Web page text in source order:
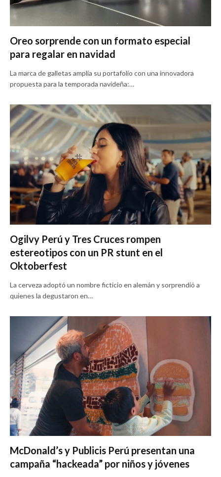
Oreo sorprende con un formato especial
para regalar en navidad
La marca de galletas amplía su portafolio con una innovadora
propuesta para la temporada navideña:…
Ogilvy Perú y Tres Cruces rompen
estereotipos con un PR stunt en el
Oktoberfest
La cerveza adoptó un nombre ficticio en alemán y sorprendió a
quienes la degustaron en…
McDonald’s y Publicis Perú presentan una
campaña “hackeada” por niños y jóvenes